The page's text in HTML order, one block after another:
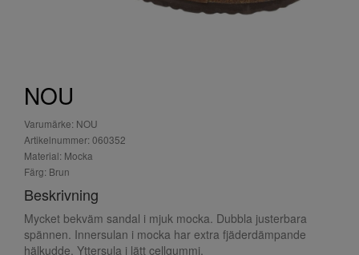
NOU
Varumärke: NOU
Artikelnummer: 060352
Material: Mocka
Färg: Brun
Beskrivning
Mycket bekväm sandal i mjuk mocka. Dubbla justerbara
spännen. Innersulan i mocka har extra fjäderdämpande
hälkudde. Yttersula i lätt cellgummi.